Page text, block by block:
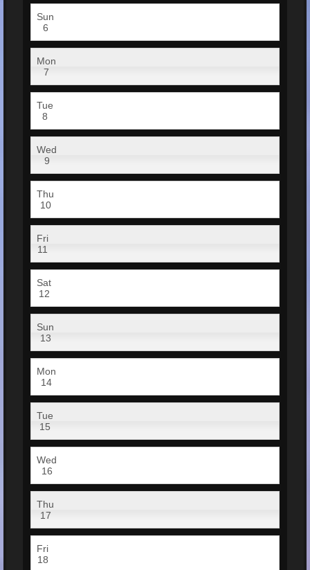
Sun
6
Mon
7
Tue
8
Wed
9
Thu
10
Fri
11
Sat
12
Sun
13
Mon
14
Tue
15
Wed
16
Thu
17
Fri
18